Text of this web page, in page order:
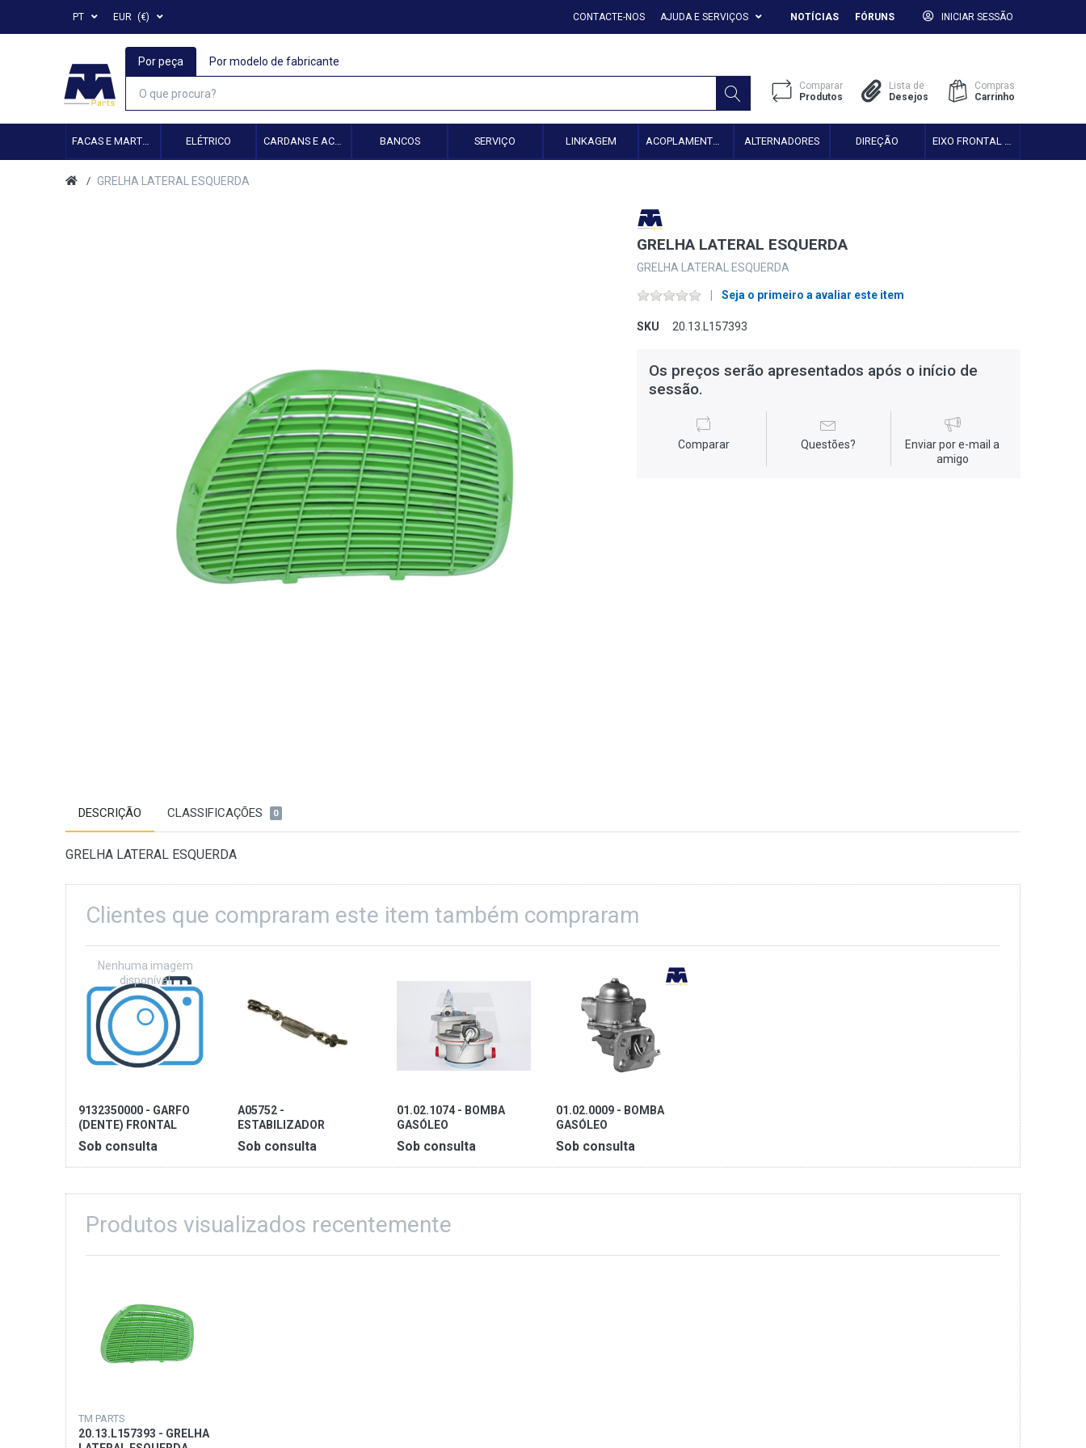
PT EUR (€) CONTACTE-NOS AJUDA E SERVIÇOS NOTÍCIAS FÓRUNS INICIAR SESSÃO
Por peça Por modelo de fabricante
Comparar
Produtos
Lista de
Desejos
Compras
Carrinho
ELÉTRICO CARDANS E ACESSÓRIOS BANCOS SERVIÇO LINKAGEM ACOPLAMENTO HIDRÁULICO ALTERNADORES DIREÇÃO
GRELHA LATERAL ESQUERDA
GRELHA LATERAL ESQUERDA
GRELHA LATERAL ESQUERDA
Seja o primeiro a avaliar este item
SKU 20.13.L157393
Os preços serão apresentados após o início de
sessão.
Comparar Questões?
Enviar por e-mail a
amigo
DESCRIÇÃO CLASSIFICAÇÕES 0
GRELHA LATERAL ESQUERDA
Clientes que compraram este item também compraram
9132350000 - GARFO
(DENTE) FRONTAL
Sob consulta
A05752 -
ESTABILIZADOR
CORRENTE
Sob consulta
01.02.1074 - BOMBA
GASÓLEO
Sob consulta
01.02.0009 - BOMBA
GASÓLEO
Sob consulta
Produtos visualizados recentemente
TM PARTS
20.13.L157393 - GRELHA